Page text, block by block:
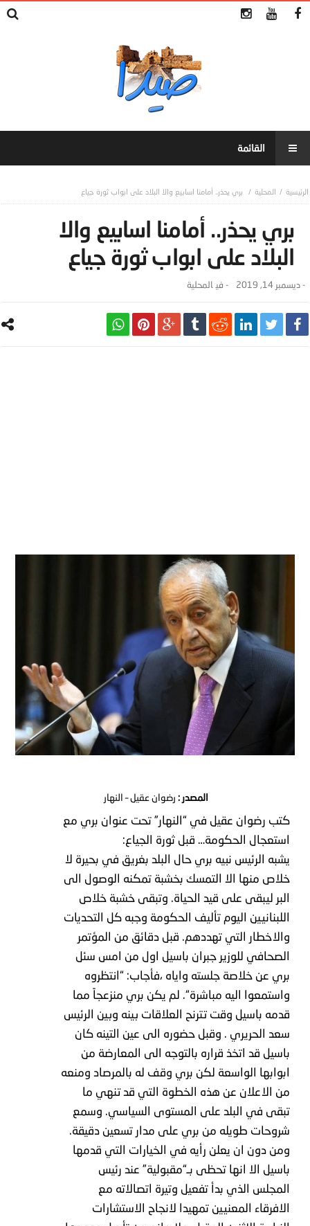
المحلية بري يحذر.. أمامنا اسابيع والا البلاد على ابواب ثورة جياع
بري يحذر.. أمامنا اسابيع والا
البلاد على ابواب ثورة جياع
-ديسمبر 14, 2019 - ‎في المحلية
المصدر : رضوان عقيل–النهار
كتب رضوان عقيل في “النهار”تحت عنوان بري مع
استعجال الحكومة… قبل ثورة الجياع:
يشبه الرئيس نبيه بري حال البلد بغريق في بحيرة لا
خلاص منها الا التمسك بخشبة تمكنه الوصول الى
البر ليبقى على قيد الحياة. وتبقى خشبة خلاص
اللبنانيين اليوم تأليف الحكومة وجبه كل التحديات
والاخطار التي تهددهم. قبل دقائق من المؤتمر
الصحافي للوزير جبران باسيل اول من امس سئل
بري عن خلاصة جلسته واياه ،فأجاب: “انتظروه
واستمعوا اليه مباشرة“. لم يكن بري منزعجاً مما
قدمه باسيل وقت تترنح العلاقات بينه وبين الرئيس
سعد الحريري . وقبل حضوره الى عين التينه كان
باسيل قد اتخذ قراره بالتوجه الى المعارضة من
ابوابها الواسعة لكن بري وقف له بالمرصاد ومنعه
من الاعلان عن هذه الخطوة التي قد تنهي ما
تبقى في البلد على المستوى السياسي. وسمع
شروحات طويله من بري على مدار تسعين دقيقة.
ومن دون ان يعلن رأيه في الخيارات التي قدمها
باسيل الا انها تحظى بـ“مقبولية” عند رئيس
المجلس الذي بدأ تفعيل وتيرة اتصالاته مع
الافرقاء المعنيين تمهيدا لانجاح الاستشارات